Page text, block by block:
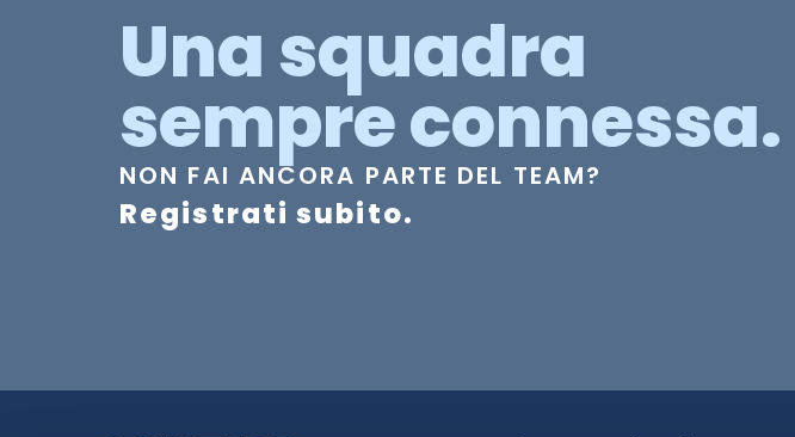
Una squadra
sempre connessa.
NON FAI ANCORA PARTE DEL TEAM?
Registrati subito.